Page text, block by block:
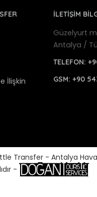
İlişkin
İLETİŞİM
Güzelyurt
Antalya /
TELEFON:
GSM:+90
Transfer - Antalya
-